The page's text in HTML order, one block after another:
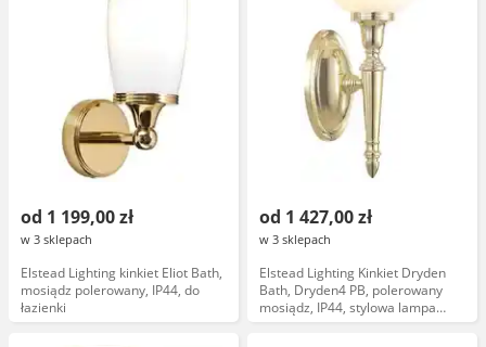
od 1 199,00 zł
w 3 sklepach
Elstead Lighting kinkiet Eliot Bath,
mosiądz polerowany, IP44, do
łazienki
od 1 427,00 zł
w 3 sklepach
Elstead Lighting Kinkiet Dryden
Bath, Dryden4 PB, polerowany
mosiądz, IP44, stylowa lampa
ścienna, oprawa w kolorze